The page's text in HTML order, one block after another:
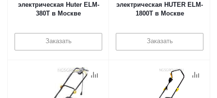
электрическая Huter ELM-
380T в Москве
Заказать
электрическая HUTER ELM-
1800T в Москве
Заказать